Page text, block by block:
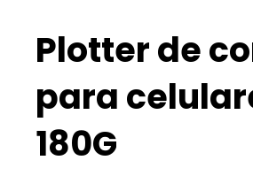
Plotter de
para
180G